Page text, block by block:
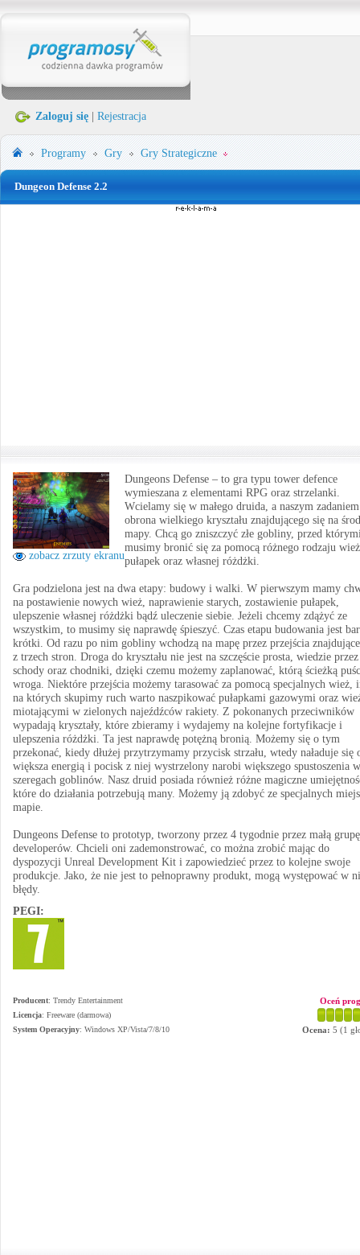
Zaloguj się Rejestracja
Programy Gry Gry Strategiczne
Dungeon Defense 2.2
zobacz zrzuty ekranu
Dungeons Defense – to gra typu tower defence
wymieszana z elementami RPG oraz strzelanki.
Wcielamy się w małego druida, a naszym
obrona wielkiego kryształu znajdującego się na
mapy. Chcą go zniszczyć złe gobliny, przed
musimy bronić się za pomocą różnego rodzaju
pułapek oraz własnej różdżki.
Gra podzielona jest na dwa etapy: budowy i walki. W pierwszym mamy
na postawienie nowych wież, naprawienie starych, zostawienie pułapek,
ulepszenie własnej różdżki bądź uleczenie siebie. Jeżeli chcemy zdążyć ze
wszystkim, to musimy się naprawdę śpieszyć. Czas etapu budowania jest
krótki. Od razu po nim gobliny wchodzą na mapę przez przejścia
z trzech stron. Droga do kryształu nie jest na szczęście prosta, wiedzie przez
schody oraz chodniki, dzięki czemu możemy zaplanować, którą ścieżką
wroga. Niektóre przejścia możemy tarasować za pomocą specjalnych wież,
na których skupimy ruch warto naszpikować pułapkami gazowymi oraz
miotającymi w zielonych najeźdźców rakiety. Z pokonanych przeciwników
wypadają kryształy, które zbieramy i wydajemy na kolejne fortyfikacje i
ulepszenia różdżki. Ta jest naprawdę potężną bronią. Możemy się o tym
przekonać, kiedy dłużej przytrzymamy przycisk strzału, wtedy naładuje się
większa energią i pocisk z niej wystrzelony narobi większego spustoszenia w
szeregach goblinów. Nasz druid posiada również różne magiczne
które do działania potrzebują many. Możemy ją zdobyć ze specjalnych
mapie.
Dungeons Defense to prototyp, tworzony przez 4 tygodnie przez małą grupę
developerów. Chcieli oni zademonstrować, co można zrobić mając do
dyspozycji Unreal Development Kit i zapowiedzieć przez to kolejne swoje
produkcje. Jako, że nie jest to pełnoprawny produkt, mogą występować w
błędy.
PEGI:
Producent: Trendy Entertainment
Licencja: Freeware (darmowa)
System Operacyjny: Windows XP/Vista/7/8/10
Oceń
Ocena: 5 (1